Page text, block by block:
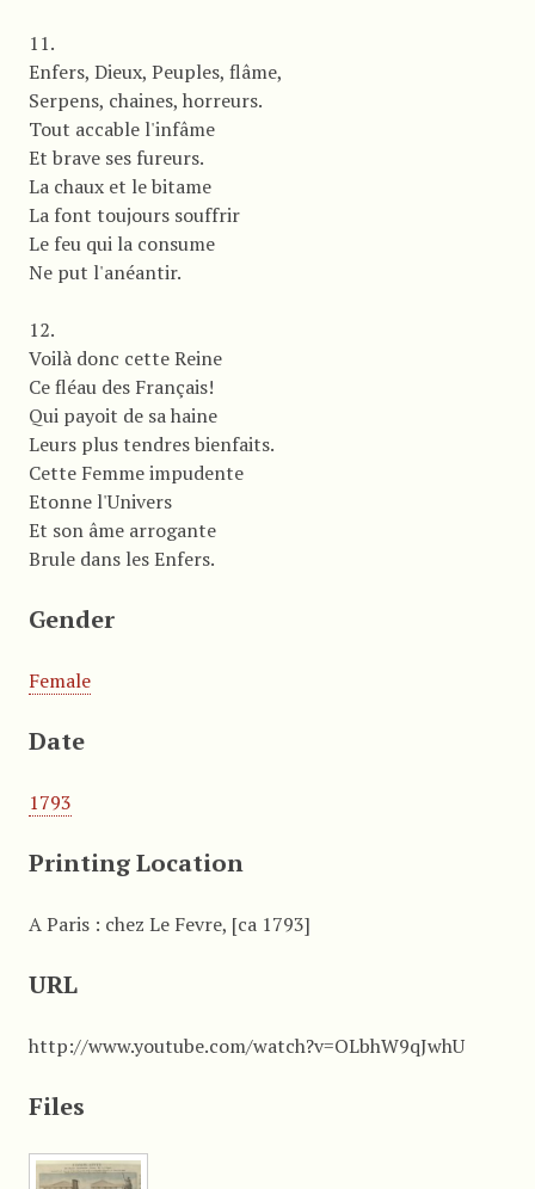
11.
Enfers, Dieux, Peuples, flâme,
Serpens, chaines, horreurs.
Tout accable l'infâme
Et brave ses fureurs.
La chaux et le bitame
La font toujours souffrir
Le feu qui la consume
Ne put l'anéantir.
12.
Voilà donc cette Reine
Ce fléau des Français!
Qui payoit de sa haine
Leurs plus tendres bienfaits.
Cette Femme impudente
Etonne l'Univers
Et son âme arrogante
Brule dans les Enfers.
Gender
Female
Date
1793
Printing Location
A Paris : chez Le Fevre, [ca 1793]
URL
http://www.youtube.com/watch?v=OLbhW9qJwhU
Files